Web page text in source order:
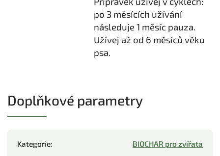
po 3 měsících užívání
následuje 1 měsíc pauza.
Užívej až od 6 měsíců věku
psa.
Doplňkové parametry
Kategorie: BIOCHAR pro zvířata